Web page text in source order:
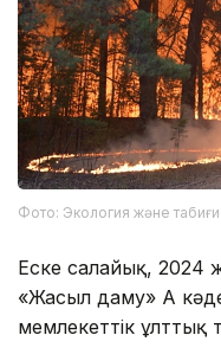
Фото: Экология және табиғи
Еске салайық, 2024
«Жасыл даму» АҚ
мемлекеттік ұлттық